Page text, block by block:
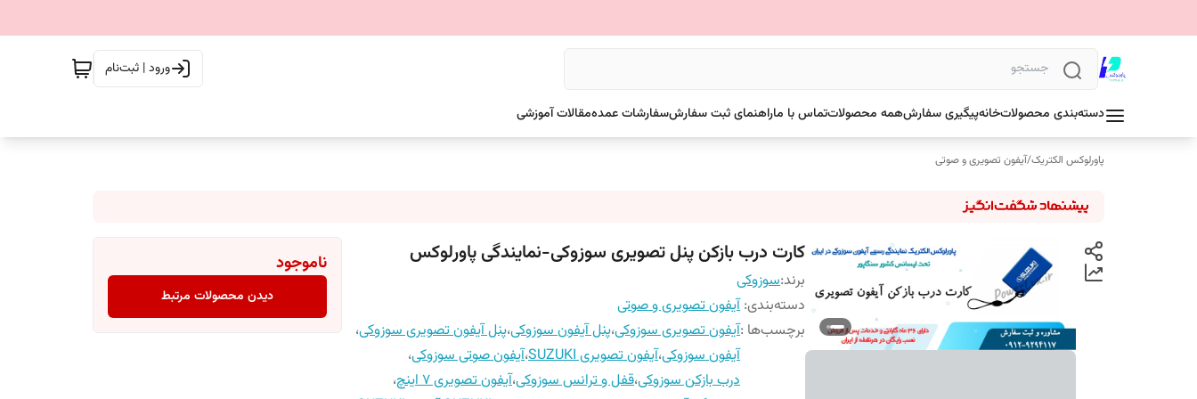
ورود | ثبت‌نام
دسته‌بندی محصولاتخانهپیگیری سفارشهمه محصولاتتماس با ماراهنمای ثبت سفارشسفارشات عمدهمقالات آموزشی
پاورلوکس الکتریک/آیفون تصویری و صوتی
کارت درب بازکن پنل تصویری سوزوکی-نمایندگی پاورلوکس
برند:سوزوکی
دسته‌بندی:آیفون تصویری و صوتی
برچسب‌ها :آیفون تصویری سوزوکی،پنل آیفون سوزوکی،پنل آیفون تصویری سوزوکی،
آیفون سوزوکی،آیفون تصویری SUZUKI ،آیفون صوتی سوزوکی،
درب بازکن سوزوکی،قفل و ترانس سوزوکی،آیفون تصویری 7 اینچ
،
ناموجود
دیدن محصولات مرتبط